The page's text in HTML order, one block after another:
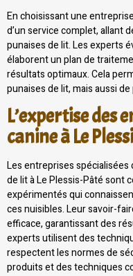
En choisissant une
d’un service complet, allant
punaises de lit. Les experts
élaborent un plan de
résultats optimaux. Cela
punaises de lit, mais aussi
L’expertise des
canine à Le
Les entreprises spécialisées
de lit à Le Plessis-Pâté sont
expérimentés qui
ces nuisibles. Leur savoir-
efficace, garantissant des
experts utilisent des
respectent les normes de
produits et des techniques